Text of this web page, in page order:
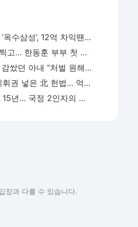
3주택자 10년보유 ‘옥수삼성’, 12억 차익땐 양도세 4억→9.4억
큰절 올리고 셀카 찍고… 한동훈 부부 첫 동반 행보
끓는 물 부은 남편 감쌌던 아내 “처벌 원해” 마음 바꿨다
[사설]김정은 핵 지휘권 넣은 北 헌법… 억지력 다지는 게 급선무
[사설]한덕수 징역 15년… 국정 2인자의 무거운 책임 확인한 항소심
장과 다를 수 있습니다.